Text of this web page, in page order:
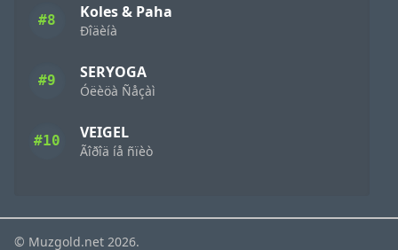
#8 Koles & Paha
Ðîäèíà
#9 SERYOGA
Óëèöà Ñåçàì
#10 VEIGEL
Ãîðîä íå ñïèò
© Muzgold.net 2026.